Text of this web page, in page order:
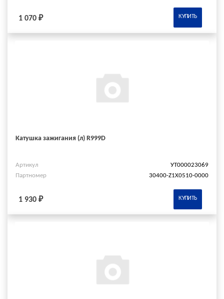
1 070 ₽ КУПИТЬ
Катушка зажигания (л) R999D
Артикул
УТ000023069
Партномер
30400-Z1X0510-0000
1 930 ₽ КУПИТЬ